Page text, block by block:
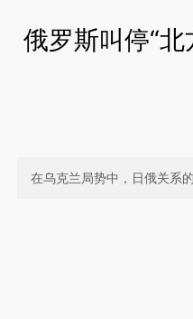
俄罗斯叫停“
在乌克兰局势中，日俄关系